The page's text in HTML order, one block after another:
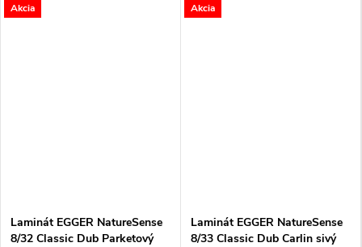
Akcia
Laminát EGGER NatureSense
8/32 Classic Dub Parketový
Akcia
Laminát EGGER NatureSense
8/33 Classic Dub Carlin sivý